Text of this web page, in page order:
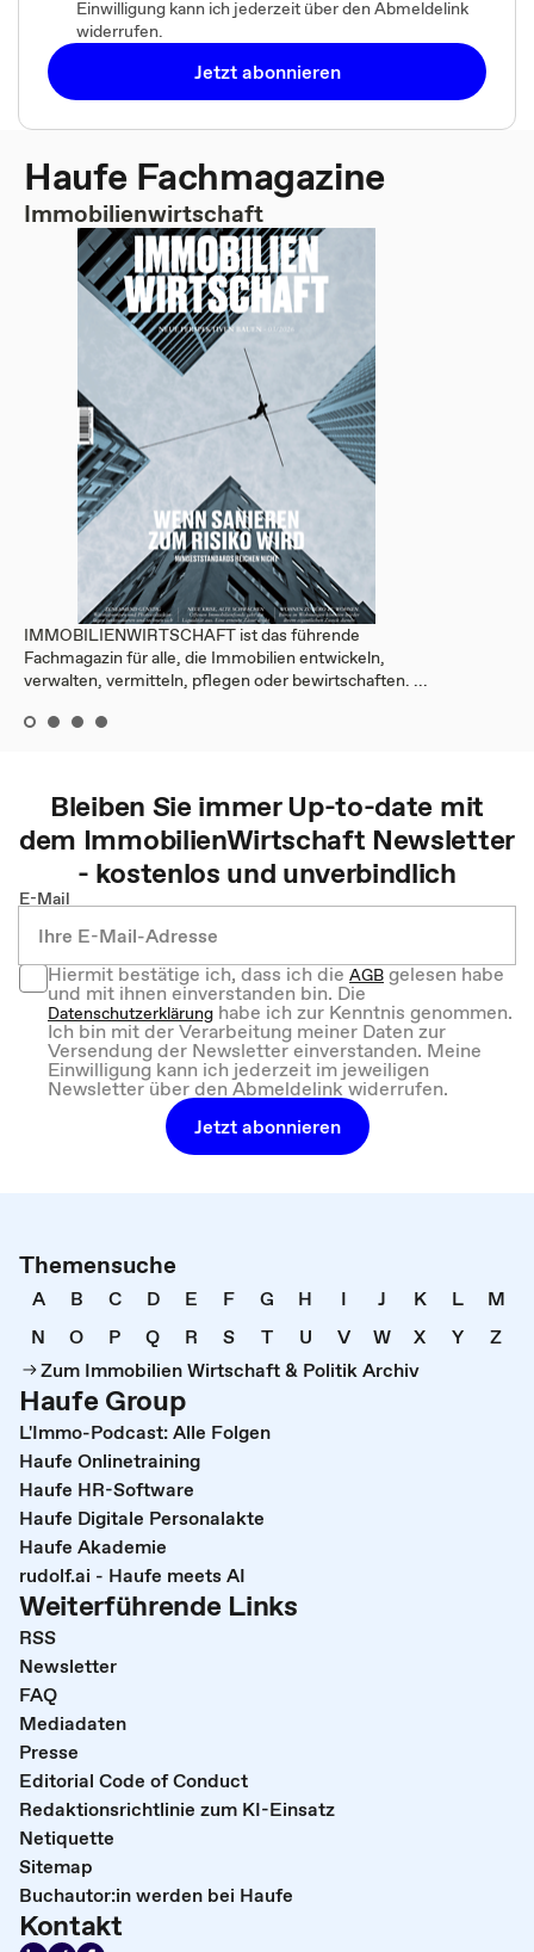
Einwilligung kann ich jederzeit über den Abmeldelink
widerrufen.
Jetzt abonnieren
Haufe Fachmagazine
Immobilienwirtschaft
IMMOBILIENWIRTSCHAFT ist das führende
Fachmagazin für alle, die Immobilien entwickeln,
verwalten, vermitteln, pflegen oder bewirtschaften. ...
Bleiben Sie immer Up-to-date mit
dem ImmobilienWirtschaft Newsletter
- kostenlos und unverbindlich
E-Mail
Hiermit bestätige ich, dass ich dieAGBgelesen habe
und mit ihnen einverstanden bin. Die
Datenschutzerklärung habe ich zur Kenntnis genommen.
Ich bin mit der Verarbeitung meiner Daten zur
Versendung der Newsletter einverstanden. Meine
Einwilligung kann ich jederzeit im jeweiligen
Newsletter über den Abmeldelink widerrufen.
Jetzt abonnieren
Themensuche
A B C D E F G H I J K L
M
N
O P Q R S T U V W X Y
Z
Zum Immobilien Wirtschaft & Politik Archiv
Haufe Group
L'Immo-Podcast: Alle Folgen
Haufe Onlinetraining
Haufe HR-Software
Haufe Digitale Personalakte
Haufe Akademie
rudolf.ai - Haufe meets AI
Weiterführende Links
RSS
Newsletter
FAQ
Mediadaten
Presse
Editorial Code of Conduct
Redaktionsrichtlinie zum KI-Einsatz
Netiquette
Sitemap
Buchautor:in werden bei Haufe
Kontakt